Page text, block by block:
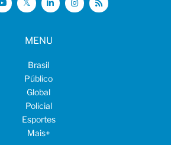
MENU
Brasil
Público
Global
Policial
Esportes
Mais+